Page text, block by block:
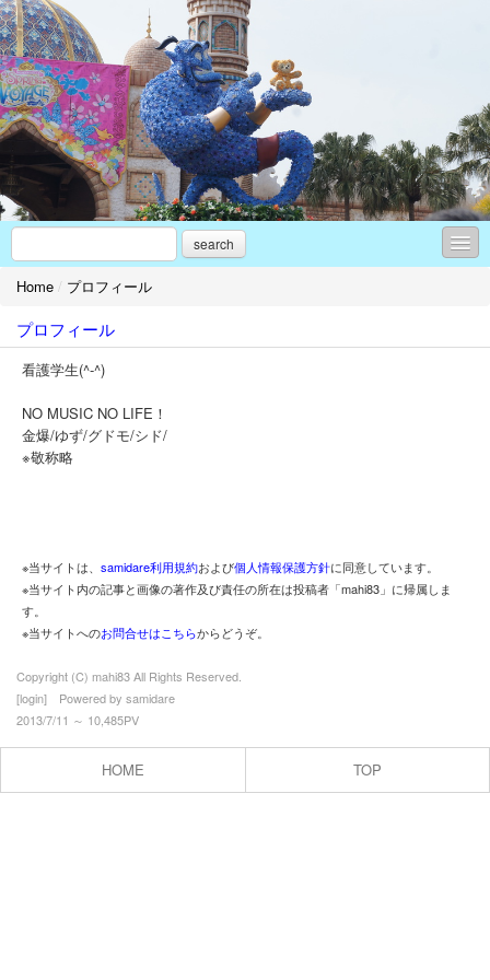
search
コンテンツ
この授業で学んだこと
プロフィール
お問合せ
Home / プロフィール
プロフィール
看護学生(^-^)
NO MUSIC NO LIFE！
金爆/ゆず/グドモ/シド/
※敬称略
※当サイトは、 samidare利用規約および個人情報保護方針に同意しています。
※当サイト内の記事と画像の著作及び責任の所在は投稿者「mahi83」に帰属しま
す。
※当サイトへのお問合せはこちらからどうぞ。
Copyright (C) mahi83 All Rights Reserved.
[login] Powered by samidare
2013/7/11 ～ 10,485PV
HOME TOP